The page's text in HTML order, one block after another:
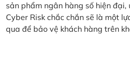
sản phẩm ngân hàng số hiện đại,
Cyber Risk chắc chắn sẽ là một
qua để bảo vệ khách hàng trên